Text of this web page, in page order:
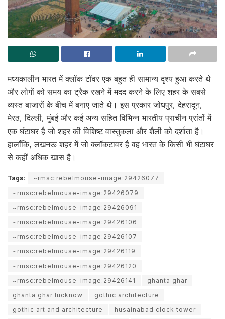
मध्यकालीन भारत में क्लॉक टॉवर एक बहुत ही सामान्य दृश्य हुआ करते थे
और लोगों को समय का ट्रैक रखने में मदद करने के लिए शहर के सबसे
व्यस्त बाजारों के बीच में बनाए जाते थे। इस प्रकार जोधपुर, देहरादून,
मेरठ, दिल्ली, मुंबई और कई अन्य सहित विभिन्न भारतीय प्राचीन प्रांतों में
एक घंटाघर है जो शहर की विशिष्ट वास्तुकला और शैली को दर्शाता है।
हालाँकि, लखनऊ शहर में जो क्लॉकटावर है वह भारत के किसी भी घंटाघर
से कहीं अधिक खास है।
Tags:
~rmsc:rebelmouse-image:29426077
~rmsc:rebelmouse-image:29426079
~rmsc:rebelmouse-image:29426091
~rmsc:rebelmouse-image:29426106
~rmsc:rebelmouse-image:29426107
~rmsc:rebelmouse-image:29426119
~rmsc:rebelmouse-image:29426120
~rmsc:rebelmouse-image:29426141
ghanta ghar
ghanta ghar lucknow
gothic architecture
gothic art and architecture
husainabad clock tower